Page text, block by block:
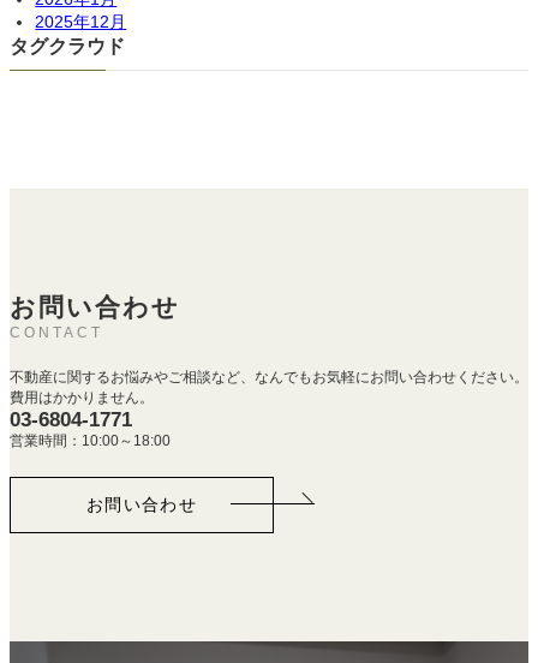
2025年12月
タグクラウド
お問い合わせ
CONTACT
不動産に関するお悩みやご相談など、なんでもお気軽にお問い合わせください。
費用はかかりません。
03-6804-1771
営業時間：10:00～18:00
お問い合わせ